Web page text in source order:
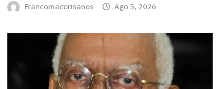
Francomacorisanos Ago 5, 2026